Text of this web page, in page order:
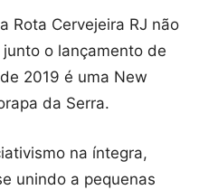
Rota Cervejeira RJ não
o lançamento de
2019 é uma New
da Serra.
na íntegra,
unindo a pequenas